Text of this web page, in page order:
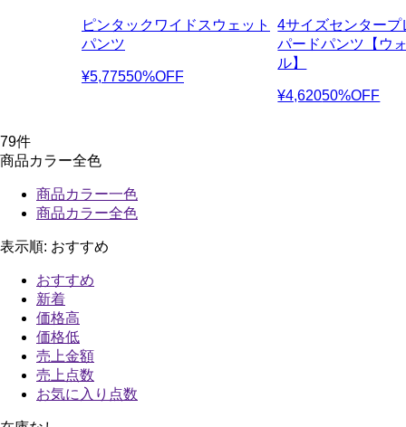
ピンタックワイドスウェット
パンツ
¥5,77550%OFF
4サイズセンタープ
パードパンツ【ウ
ル】
¥4,62050%OFF
79件
商品カラー全色
商品カラー一色
商品カラー全色
表示順: おすすめ
おすすめ
新着
価格高
価格低
売上金額
売上点数
お気に入り点数